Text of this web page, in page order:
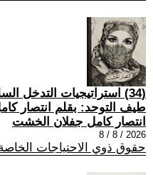
(34) استراتيجيات التدخل
طيف التوحد: بقلم انتصار
انتصار كامل جفلان الخشت
2026 / 8 / 8
حقوق ذوي الاحتياجات